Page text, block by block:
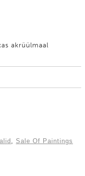
akrüülmaal
Sale Of Paintings